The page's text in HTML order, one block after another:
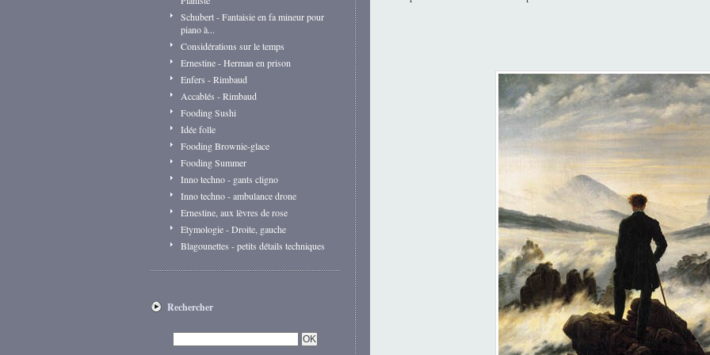
Schubert - Fantaisie en fa mineur pour
piano à...
Considérations sur le temps
Ernestine - Herman en prison
Enfers - Rimbaud
Accablés - Rimbaud
Fooding Sushi
Idée folle
Fooding Brownie-glace
Fooding Summer
Inno techno - gants cligno
Inno techno - ambulance drone
Ernestine, aux lèvres de rose
Etymologie - Droite, gauche
Blagounettes - petits détails techniques
Rechercher